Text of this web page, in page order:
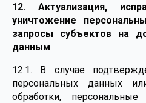
12. Актуализация,
уничтожение
запросы субъектов на
данным
12.1. В случае
персональных данных
обработки,